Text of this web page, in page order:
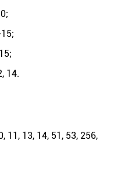
14.
11, 13, 14, 51, 53, 256,